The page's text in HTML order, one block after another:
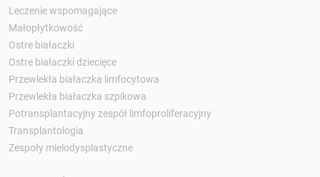
Leczenie wspomagające
Małopłytkowość
Ostre białaczki
Ostre białaczki dziecięce
Przewlekła białaczka limfocytowa
Przewlekła białaczka szpikowa
Potransplantacyjny zespół limfoproliferacyjny
Transplantologia
Zespoły mielodysplastyczne